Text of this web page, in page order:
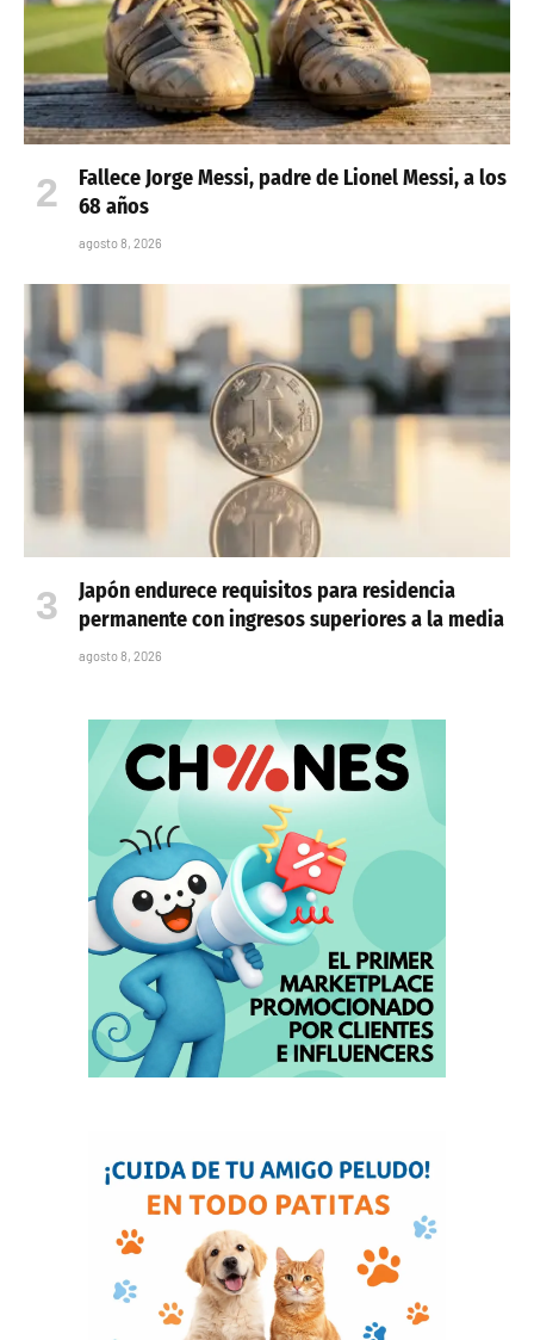
Fallece Jorge Messi, padre de Lionel Messi, a los
68 años
agosto 8, 2026
Japón endurece requisitos para residencia
permanente con ingresos superiores a la media
agosto 8, 2026